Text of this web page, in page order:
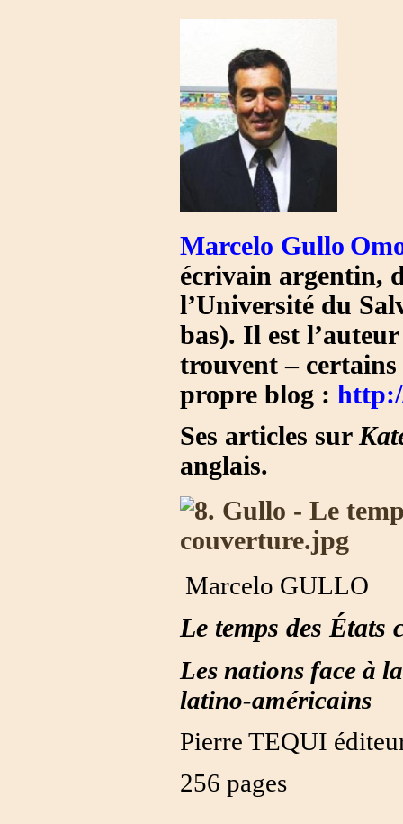
Marcelo Gullo
écrivain argentin,
l’Université du
bas). Il est
trouvent – certains
propre blog :
Ses articles sur
anglais.
Marcelo GULLO
Le temps des États
Les nations face à
latino-américains
Pierre TEQUI
256 pages